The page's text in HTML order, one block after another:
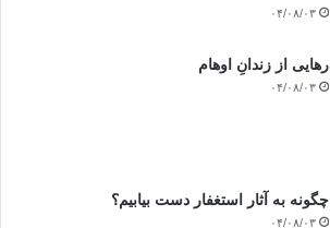
۰۴/۰۸/۰۳
رهایی از زندانِ اوهام
۰۴/۰۸/۰۳
چگونه به آثار استغفار دست بیابیم؟
۰۴/۰۸/۰۳